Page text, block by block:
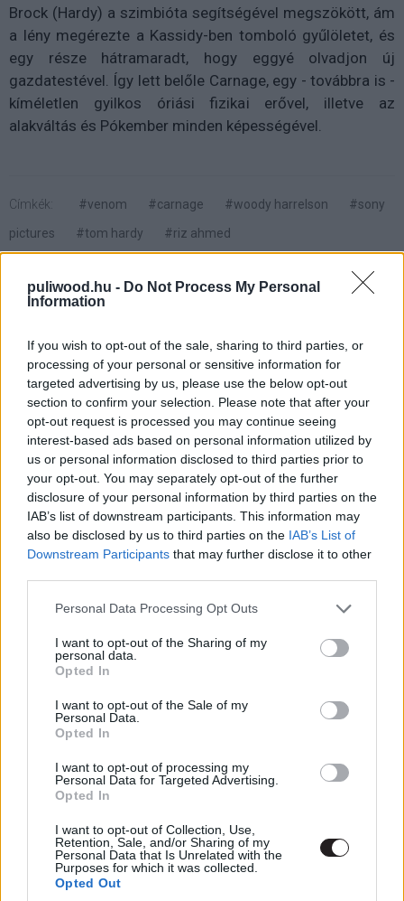
puliwood.hu - Do Not Process My Personal
Information
If you wish to opt-out of the sale, sharing to third parties, or
processing of your personal or sensitive information for
targeted advertising by us, please use the below opt-out
section to confirm your selection. Please note that after your
opt-out request is processed you may continue seeing
interest-based ads based on personal information utilized by
us or personal information disclosed to third parties prior to
your opt-out. You may separately opt-out of the further
disclosure of your personal information by third parties on the
IAB’s list of downstream participants. This information may
also be disclosed by us to third parties on the IAB’s List of
Downstream Participants that may further disclose it to other
Please note that this website/app uses one or more Google
not limited to your visit or usage behaviour. You may click to
grant or deny consent to Google and its third-party tags to
use your data for below specified purposes in below Google
consent section.
Personal Data Processing Opt Outs
I want to opt-out of the Sharing of my
personal data.
Opted In
I want to opt-out of the Sale of my
Personal Data.
Opted In
I want to opt-out of processing my
Personal Data for Targeted Advertising.
Opted In
I want to opt-out of Collection, Use,
Retention, Sale, and/or Sharing of my
Personal Data that Is Unrelated with the
Purposes for which it was collected.
Opted Out
Brock (Hardy) a szimbióta segítségével megszökött, ám
a lény megérezte a Kassidy-ben tomboló gyűlöletet, és
egy része hátramaradt, hogy eggyé olvadjon új
gazdatestével. Így lett belőle Carnage, egy - továbbra is -
kíméletlen gyilkos óriási fizikai erővel, illetve az
alakváltás és Pókember minden képességével.
Címkék: #venom #carnage #woody harrelson
#sony
pictures
#tom hardy #riz ahmed
Trailert kapott a Johnny English
Szabó Dániel|2018 április 5. 09:55
Harmadszorra is visszatér Mr. Bean és James
Bond szerelemgyermeke, Johnny English, aki
a legújabb előzetesben megmutatja, hogy mitől
A Focus Features és a Working Title kiadta a Johnny
English újra lecsap (Johnny English Strikes Again)
legelső kedvcsinálóját, amely már a harmadik része lesz
a Rowan Atkinson nevével fémjelzett kémkomédiának.
Az új film sztorijában egy kibertámadás során minden
aktív titkos ügynök személyazonosságát felfedik az
Egyesült Királyságban, így a már visszavonult Johnny
English a titkos szolgálat utolsó reménye. Kedvenc